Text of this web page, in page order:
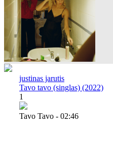
justinas jarutis
Tavo tavo (singlas) (2022)
1
Tavo Tavo - 02:46